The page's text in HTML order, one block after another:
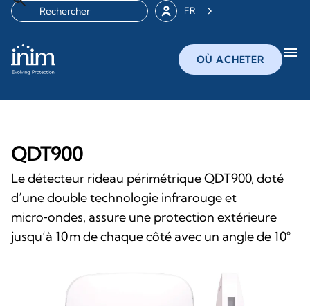
FR
OÙ ACHETER menu
QDT900
Le détecteur rideau périmétrique QDT900, doté
d’une double technologie infrarouge et
micro‑ondes, assure une protection extérieure
jusqu’à 10 m de chaque côté avec un angle de 10°